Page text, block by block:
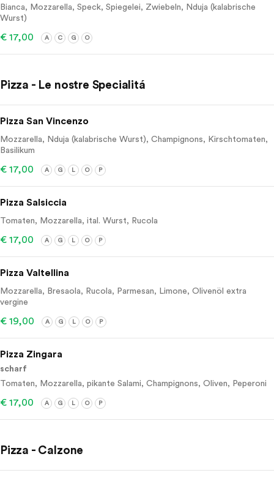
Bianca, Mozzarella, Speck, Spiegelei, Zwiebeln, Nduja (kalabrische
Wurst)
€ 17,00 A C G O
Pizza - Le nostre Specialitá
Pizza San Vincenzo
Mozzarella, Nduja (kalabrische Wurst), Champignons, Kirschtomaten,
Basilikum
€ 17,00 A G L O P
Pizza Salsiccia
Tomaten, Mozzarella, ital. Wurst, Rucola
€ 17,00 A G L O P
Pizza Valtellina
Mozzarella, Bresaola, Rucola, Parmesan, Limone, Olivenöl extra
vergine
€ 19,00 A G L O P
Pizza Zingara
scharf
Tomaten, Mozzarella, pikante Salami, Champignons, Oliven, Peperoni
€ 17,00 A G L O P
Pizza - Calzone